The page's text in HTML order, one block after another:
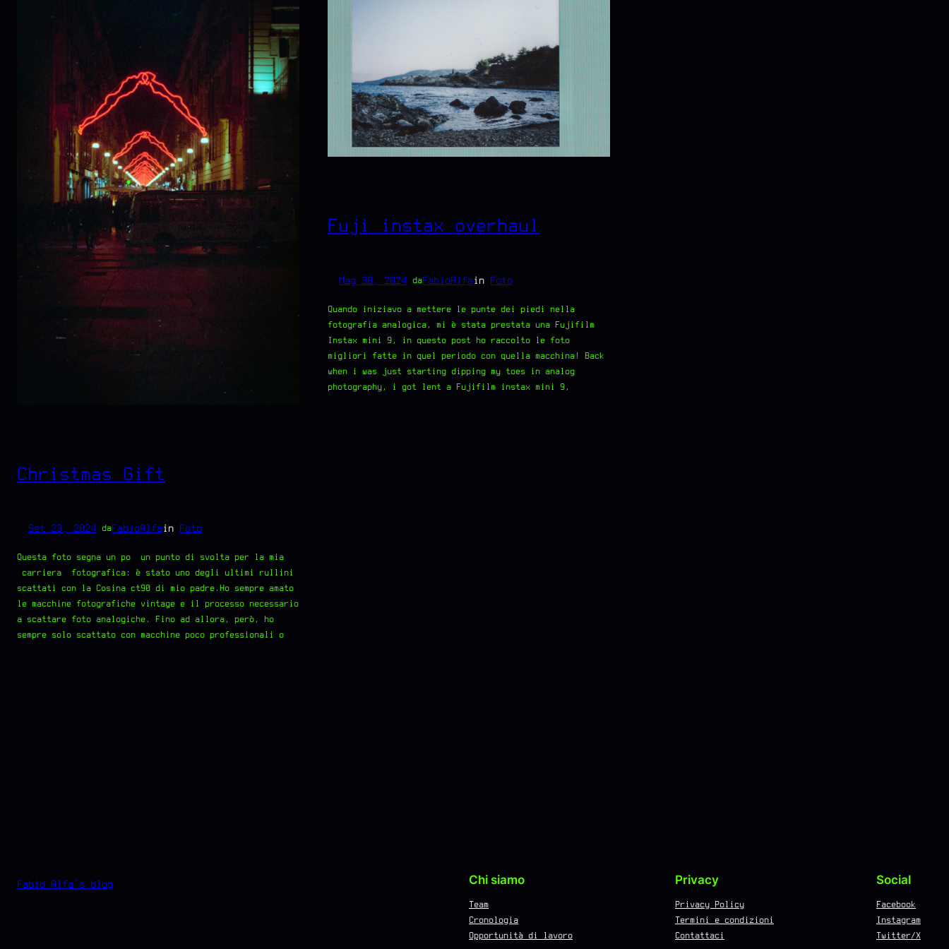
Christmas Gift
Set 23, 2024 daFabioAlfain Foto
Questa foto segna un po’ un punto di svolta per la mia
“carriera” fotografica: è stato uno degli ultimi rullini
scattati con la Cosina ct90 di mio padre.Ho sempre amato
le macchine fotografiche vintage e il processo necessario
a scattare foto analogiche. Fino ad allora, però, ho
sempre solo scattato con macchine poco professionali o…
Fuji instax overhaul
Mag 30, 2024 daFabioAlfain Foto
Quando iniziavo a mettere le punte dei piedi nella
fotografia analogica, mi è stata prestata una Fujifilm
Instax mini 9, in questo post ho raccolto le foto
migliori fatte in quel periodo con quella macchina! Back
when i was just starting dipping my toes in analog
photography, i got lent a Fujifilm instax mini 9,…
Fabio Alfa's blog Chi siamo
Team
Cronologia
Opportunità di lavoro
Privacy
Privacy Policy
Termini e condizioni
Contattaci
Social
Facebook
Instagram
Twitter/X